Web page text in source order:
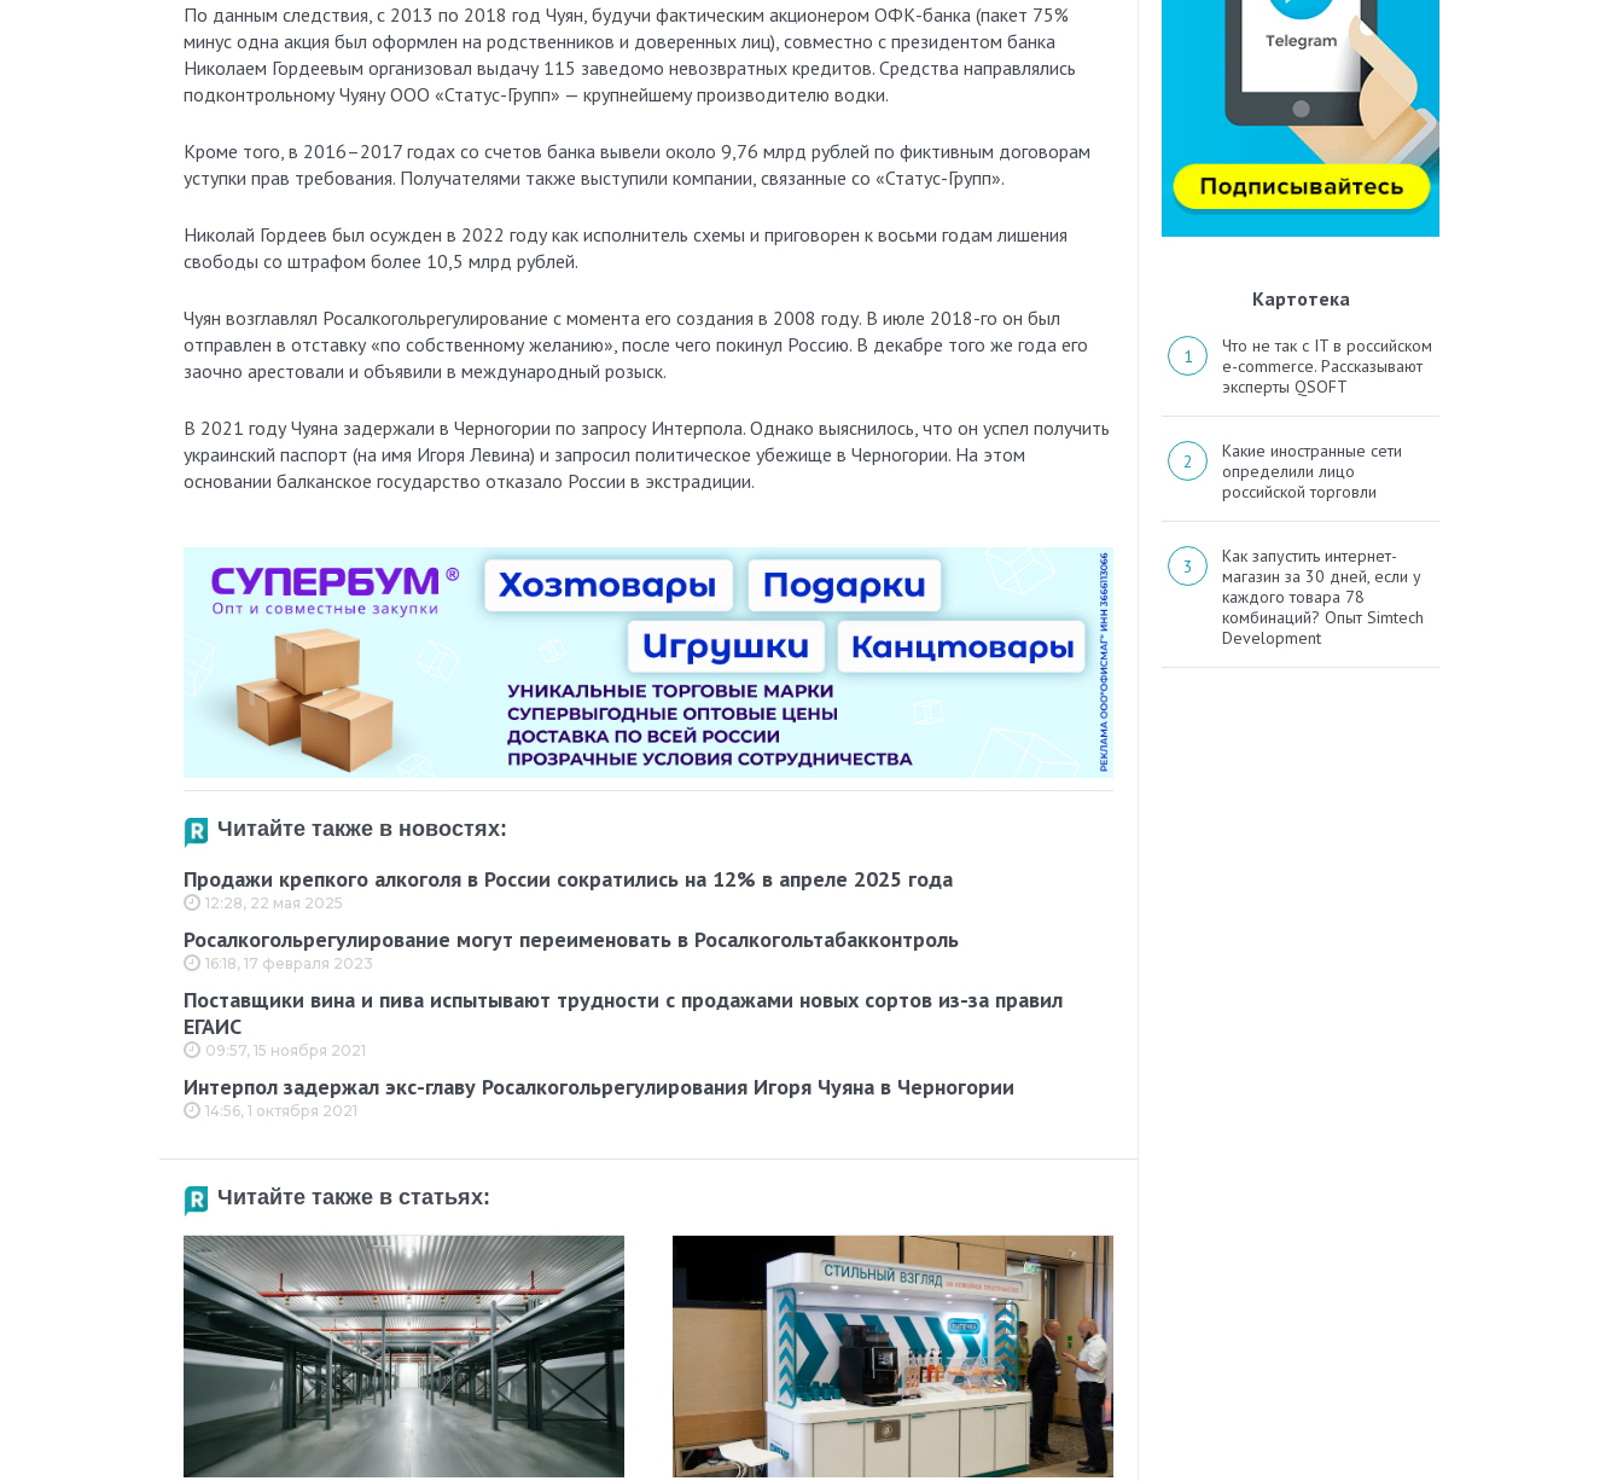
По данным следствия, с 2013 по 2018 год Чуян, будучи фактическим акционером ОФК-банка (пакет 75%
минус одна акция был оформлен на родственников и доверенных лиц), совместно с президентом банка
Николаем Гордеевым организовал выдачу 115 заведомо невозвратных кредитов. Средства направлялись
подконтрольному Чуяну ООО «Статус-Групп» — крупнейшему производителю водки.
Кроме того, в 2016–2017 годах со счетов банка вывели около 9,76 млрд рублей по фиктивным договорам
уступки прав требования. Получателями также выступили компании, связанные со «Статус-Групп».
Николай Гордеев был осужден в 2022 году как исполнитель схемы и приговорен к восьми годам лишения
свободы со штрафом более 10,5 млрд рублей.
Чуян возглавлял Росалкогольрегулирование с момента его создания в 2008 году. В июле 2018-го он был
отправлен в отставку «по собственному желанию», после чего покинул Россию. В декабре того же года его
заочно арестовали и объявили в международный розыск.
В 2021 году Чуяна задержали в Черногории по запросу Интерпола. Однако выяснилось, что он успел получить
украинский паспорт (на имя Игоря Левина) и запросил политическое убежище в Черногории. На этом
основании балканское государство отказало России в экстрадиции.
Читайте также в новостях:
Продажи крепкого алкоголя в России сократились на 12% в апреле 2025 года
12:28, 22 мая 2025
Росалкогольрегулирование могут переименовать в Росалкогольтабакконтроль
16:18, 17 февраля 2023
Поставщики вина и пива испытывают трудности с продажами новых сортов из-за правил
ЕГАИС
09:57, 15 ноября 2021
Интерпол задержал экс-главу Росалкогольрегулирования Игоря Чуяна в Черногории
14:56, 1 октября 2021
Читайте также в статьях:
Картотека
Что не так с IT в российском
e-commerce. Рассказывают
эксперты QSOFT
Какие иностранные сети
определили лицо
российской торговли
Как запустить интернет-
магазин за 30 дней, если у
каждого товара 78
комбинаций? Опыт Simtech
Development